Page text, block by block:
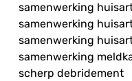
samenwerking
samenwerking
samenwerking
samenwerking
scherp debridement